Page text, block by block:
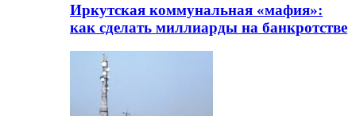
Иркутская коммунальная «мафия»:
как сделать миллиарды на банкротстве